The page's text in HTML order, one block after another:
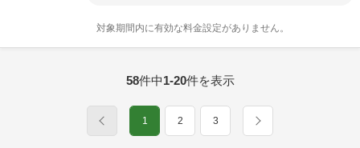
対象期間内に有効な料金設定がありません。
58件中1-20件を表示
1 2 3